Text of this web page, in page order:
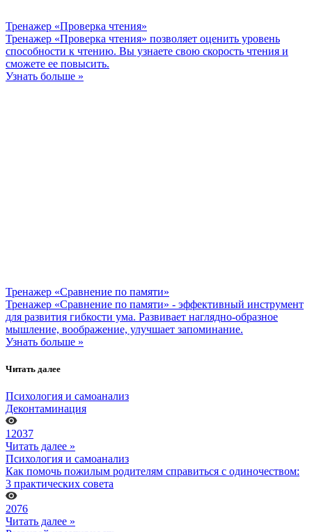
Тренажер «Проверка чтения»
Тренажер «Проверка чтения» позволяет оценить уровень
способности к чтению. Вы узнаете свою скорость чтения и
сможете ее повысить.
Узнать больше »
Тренажер «Сравнение по памяти»
Тренажер «Сравнение по памяти» - эффективный инструмент
для развития гибкости ума. Развивает наглядно-образное
мышление, воображение, улучшает запоминание.
Узнать больше »
Читать далее
Психология и самоанализ
Деконтаминация
12037
Читать далее »
Психология и самоанализ
Как помочь пожилым родителям справиться с одиночеством:
3 практических совета
2076
Читать далее »